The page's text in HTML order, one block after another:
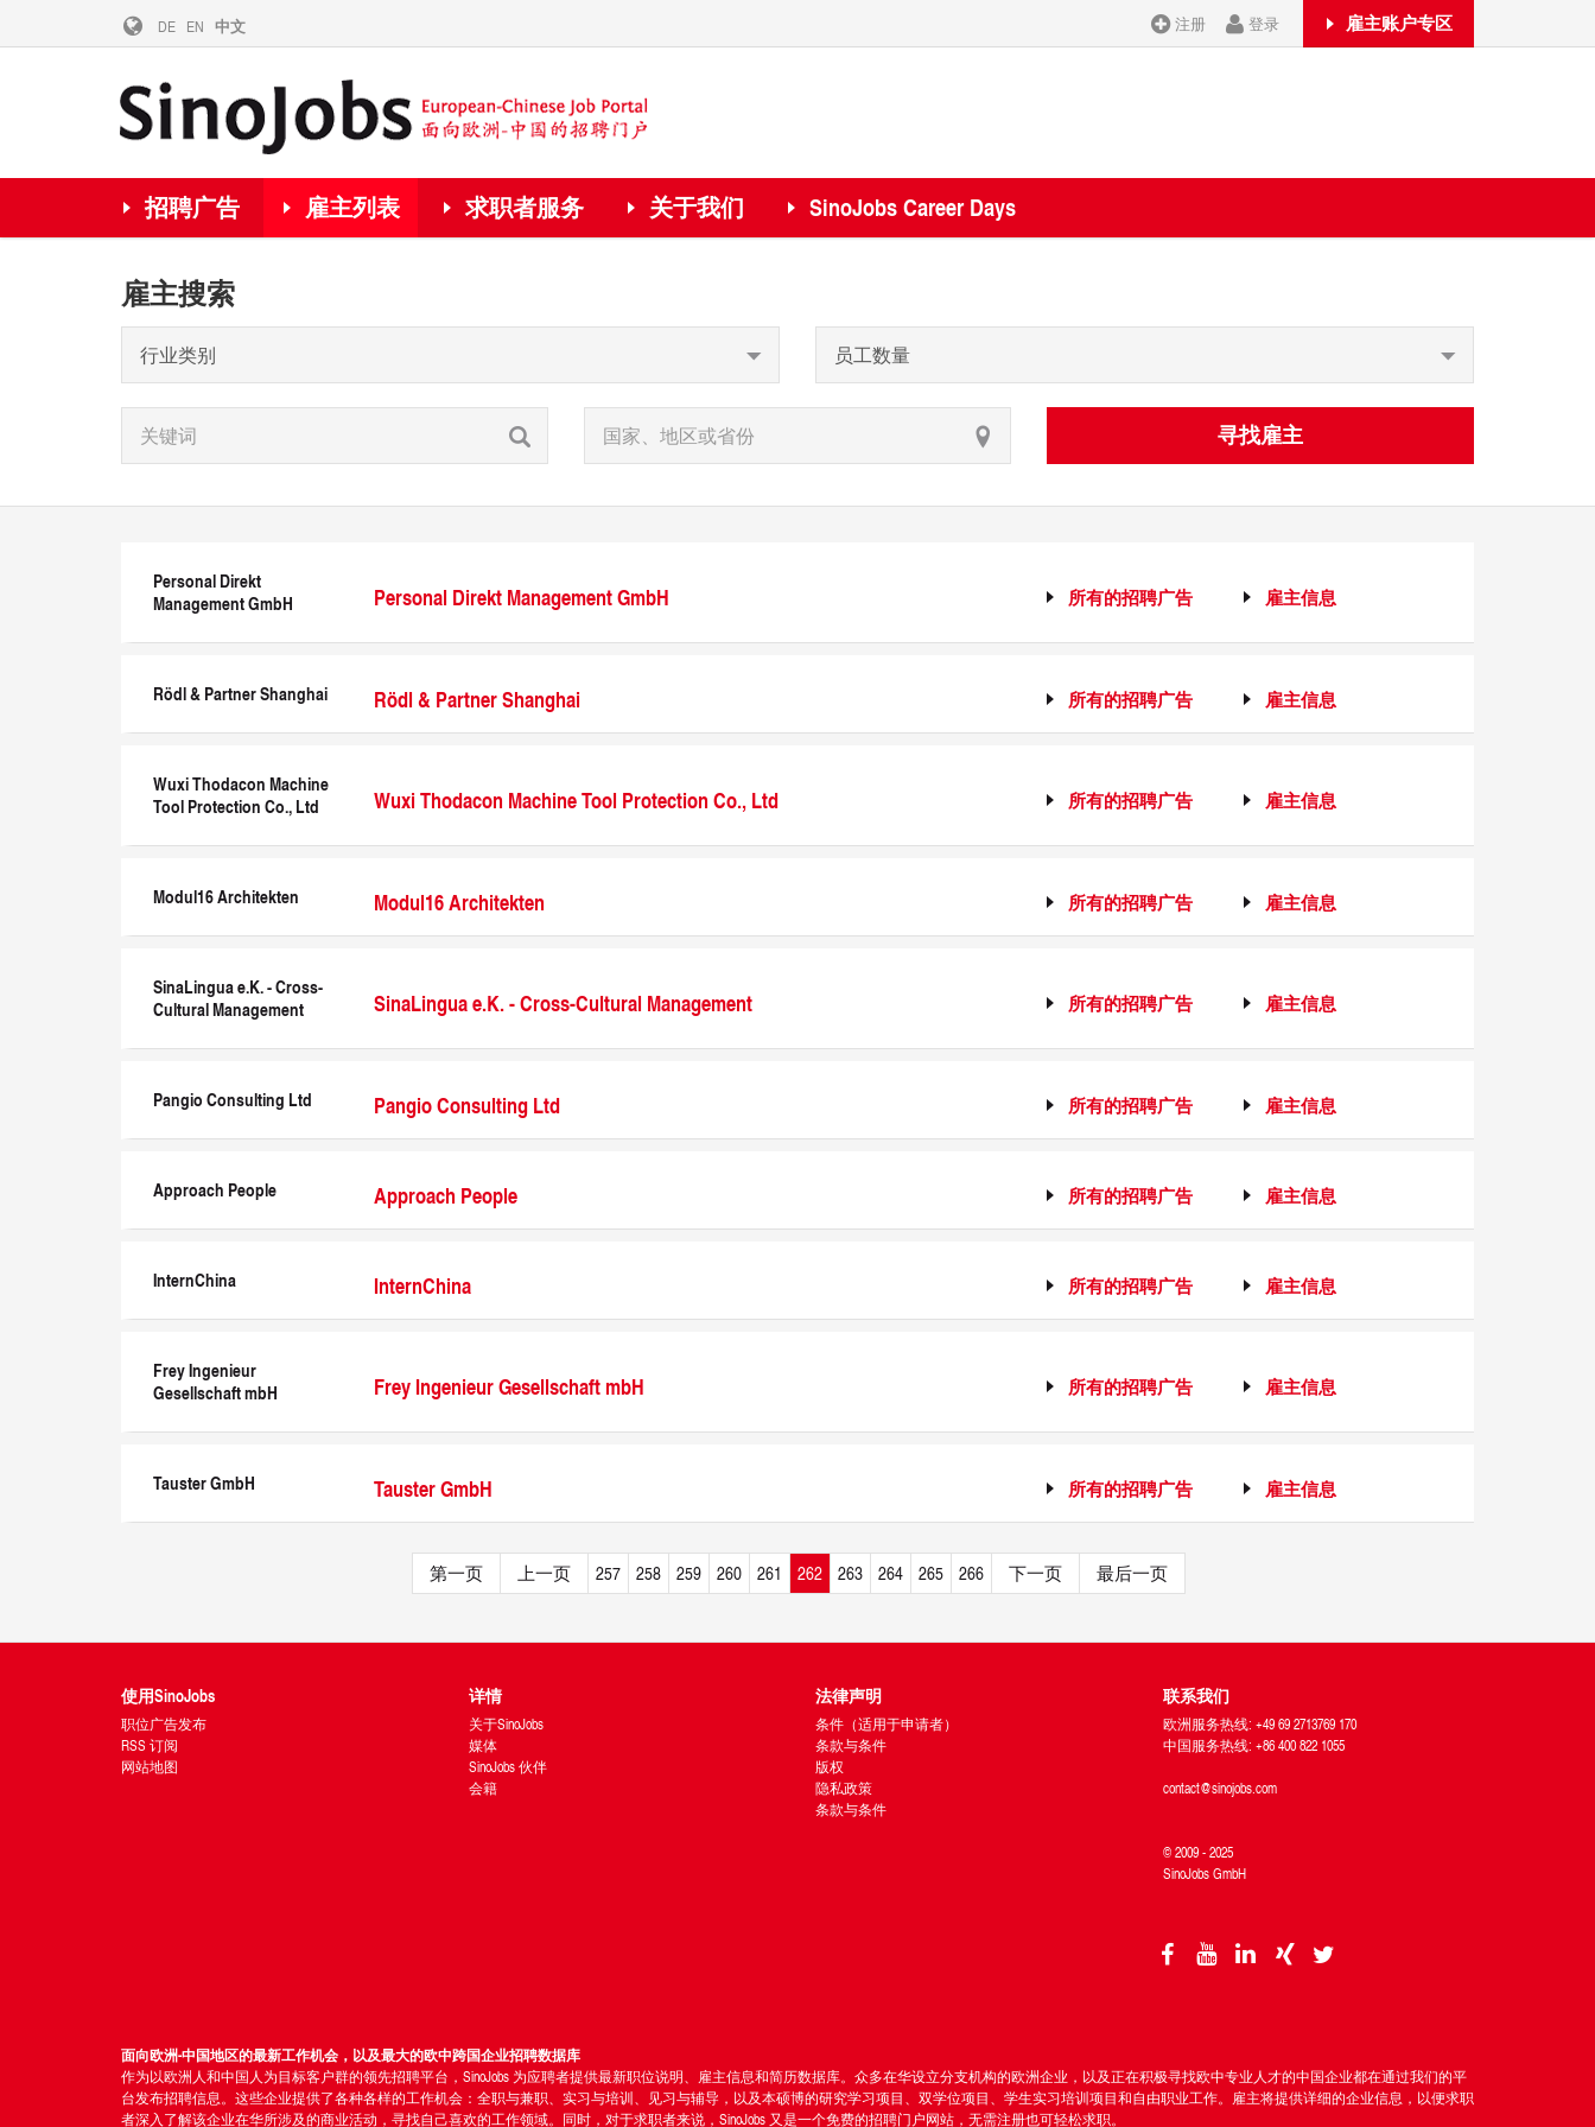
招聘广告 雇主列表 求职者服务 关于我们 SinoJobs Career Days
雇主账户专区
注册 登录
DE EN 中文
雇主搜索
行业类别 员工数量
寻找雇主
Personal Direkt
Management GmbH
Personal Direkt Management GmbH 所有的招聘广告 雇主信息
Rödl & Partner Shanghai Rödl & Partner Shanghai 所有的招聘广告 雇主信息
Wuxi Thodacon Machine
Tool Protection Co., Ltd
Wuxi Thodacon Machine Tool Protection Co., Ltd 所有的招聘广告 雇主信息
Modul16 Architekten Modul16 Architekten 所有的招聘广告 雇主信息
SinaLingua e.K. - Cross-
Cultural Management
SinaLingua e.K. - Cross-Cultural Management 所有的招聘广告 雇主信息
Pangio Consulting Ltd Pangio Consulting Ltd 所有的招聘广告 雇主信息
Approach People Approach People 所有的招聘广告 雇主信息
InternChina InternChina 所有的招聘广告 雇主信息
Frey Ingenieur
Gesellschaft mbH
Frey Ingenieur Gesellschaft mbH 所有的招聘广告 雇主信息
Tauster GmbH Tauster GmbH 所有的招聘广告 雇主信息
第一页 上一页 257 258 259 260 261 262 263 264 265 266 下一页 最后一页
使用SinoJobs
职位广告发布
RSS 订阅
网站地图
详情
关于SinoJobs
媒体
SinoJobs 伙伴
会籍
法律声明
条件（适用于申请者）
条款与条件
版权
隐私政策
条款与条件
联系我们
欧洲服务热线: +49 69 2713769 170
中国服务热线: +86 400 822 1055
contact@sinojobs.com
© 2009 - 2025
SinoJobs GmbH
面向欧洲-中国地区的最新工作机会，以及最大的欧中跨国企业招聘数据库
作为以欧洲人和中国人为目标客户群的领先招聘平台，SinoJobs 为应聘者提供最新职位说明、雇主信息和简历数据库。众多在华设立分支机构的欧洲企业，以及正在积极寻找欧中专业人才的中国企业都在通过我们的平
台发布招聘信息。这些企业提供了各种各样的工作机会：全职与兼职、实习与培训、见习与辅导，以及本硕博的研究学习项目、双学位项目、学生实习培训项目和自由职业工作。雇主将提供详细的企业信息，以便求职
者深入了解该企业在华所涉及的商业活动，寻找自己喜欢的工作领域。同时，对于求职者来说，SinoJobs 又是一个免费的招聘门户网站，无需注册也可轻松求职。